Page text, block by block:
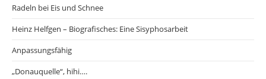
Radeln bei Eis und Schnee
Heinz Helfgen – Biografisches: Eine Sisyphosarbeit
Anpassungsfähig
„Donauquelle“, hihi….